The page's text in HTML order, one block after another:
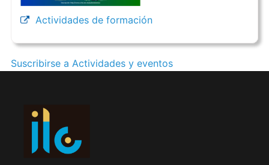
Actividades de formación
Suscribirse a Actividades y eventos